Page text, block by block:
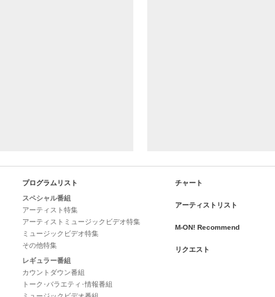
プログラムリスト
スペシャル番組
アーティスト特集
アーティストミュージックビデオ特集
ミュージックビデオ特集
その他特集
レギュラー番組
カウントダウン番組
トーク･バラエティ･情報番組
チャート
アーティストリスト
M-ON! Recommend
リクエスト